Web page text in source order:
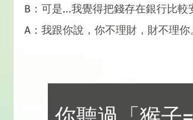
B：可是...我覺得把錢存在銀行比較
A：我跟你說，你不理財，財不理